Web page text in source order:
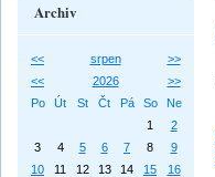
Archiv
<< srpen
>>
<<
2026
>>
Po
Út St Čt Pá So
Ne
1
2
3
4 5 6 7 8
9
10
11 12 13 14 15
16